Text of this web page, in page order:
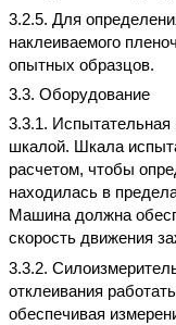
3.2.5. Для
наклеиваемого
опытных образцов.
3.3. Оборудование
3.3.1.
шкалой. Шкала
расчетом, чтобы
находилась в
Машина должна
скорость движения
3.3.2.
отклеивания
обеспечивая